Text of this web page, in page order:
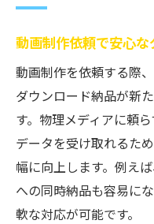
動画制作依頼で安心
動画制作を依頼する際
ダウンロード納品が新
す。物理メディアに頼
データを受け取れるた
幅に向上します。例え
への同時納品も容易に
軟な対応が可能です。